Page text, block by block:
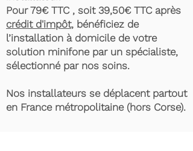
Pour 79€ TTC , soit 39,50€ TTC après
crédit d'impôt, bénéficiez de
l’installation à domicile de votre
solution minifone par un spécialiste,
sélectionné par nos soins.
Nos installateurs se déplacent partout
en France métropolitaine (hors Corse).